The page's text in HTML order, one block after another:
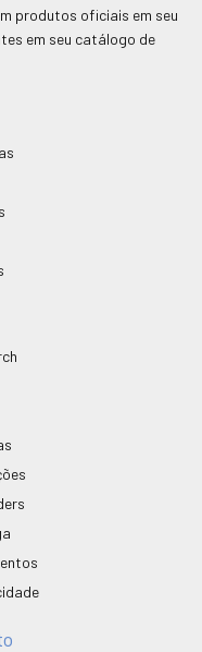
produtos oficiais em seu
em seu catálogo de